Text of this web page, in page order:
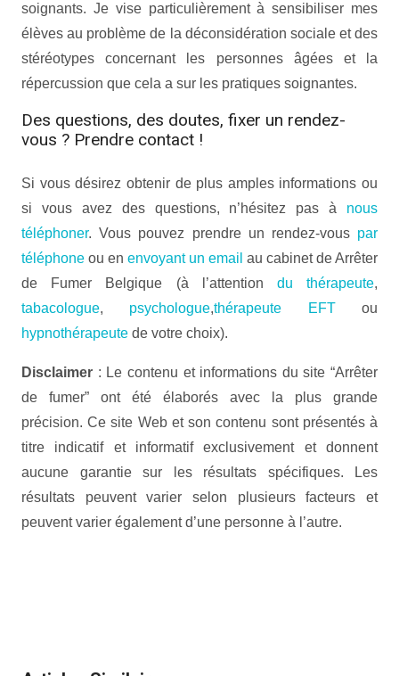
soignants. Je vise particulièrement à sensibiliser mes
élèves au problème de la déconsidération sociale et des
stéréotypes concernant les personnes âgées et la
répercussion que cela a sur les pratiques soignantes.
Des questions, des doutes, fixer un rendez-
vous ? Prendre contact !
Si vous désirez obtenir de plus amples informations ou
si vous avez des questions, n’hésitez pas à nous
téléphoner. Vous pouvez prendre un rendez-vous par
téléphone ou en envoyant un email au cabinet de Arrêter
de Fumer Belgique (à l’attention du thérapeute,
tabacologue, psychologue,thérapeute EFTou
hypnothérapeute de votre choix).
Disclaimer : Le contenu et informations du site “Arrêter
de fumer” ont été élaborés avec la plus grande
précision. Ce site Web et son contenu sont présentés à
titre indicatif et informatif exclusivement et donnent
aucune garantie sur les résultats spécifiques. Les
résultats peuvent varier selon plusieurs facteurs et
peuvent varier également d’une personne à l’autre.